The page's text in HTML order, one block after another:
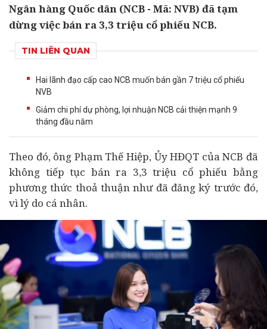
Ngân hàng Quốc dân (NCB - Mã: NVB) đã tạm
dừng việc bán ra 3,3 triệu cổ phiếu NCB.
TIN LIÊN QUAN
Hai lãnh đạo cấp cao NCB muốn bán gần 7 triệu cổ phiếu
NVB
Giảm chi phí dự phòng, lợi nhuận NCB cải thiện mạnh 9
tháng đầu năm
Theo đó, ông Phạm Thế Hiệp, Ủy HĐQT của NCB đã
không tiếp tục bán ra 3,3 triệu cổ phiếu bằng
phương thức thoả thuận như đã đăng ký trước đó,
vì lý do cá nhân.